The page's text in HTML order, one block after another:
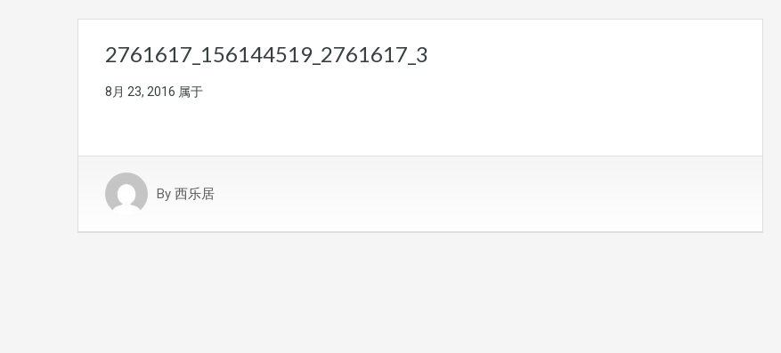
2761617_156144519_2761617_3
8月 23, 2016 属于
By 西乐居